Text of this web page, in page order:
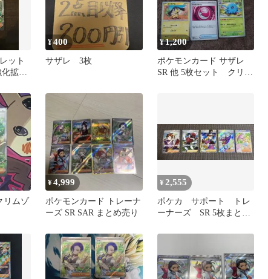
ット
拡張
¥400
サザレ 3枚
¥1,200
ポケモンカード サザレ
SR 他 5枚セット クリム
リムゾ
¥4,999
ポケモンカード トレーナ
ーズ SR SAR まとめ売り
¥ 2,555
ポケカ サポート トレ
ーナーズ SR 5枚まとめ